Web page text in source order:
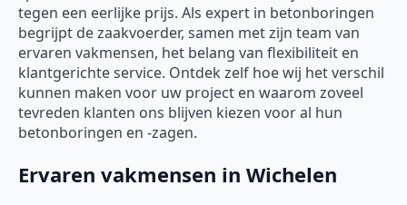
tegen een eerlijke prijs. Als expert in betonboringen
begrijpt de zaakvoerder, samen met zijn team van
ervaren vakmensen, het belang van flexibiliteit en
klantgerichte service. Ontdek zelf hoe wij het verschil
kunnen maken voor uw project en waarom zoveel
tevreden klanten ons blijven kiezen voor al hun
betonboringen en -zagen.
Ervaren vakmensen in Wichelen